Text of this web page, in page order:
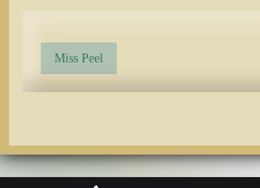
Miss Peel